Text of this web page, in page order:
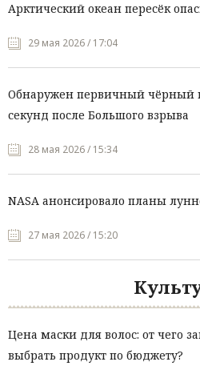
Арктический океан пересёк
29 мая 2026 / 17:04
Обнаружен первичный чёрный
секунд после Большого взрыва
28 мая 2026 / 15:34
NASA анонсировало планы
27 мая 2026 / 15:20
Цена маски для волос: от чего
выбрать продукт по бюджету?